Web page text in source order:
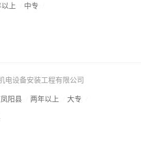
上 中专
电设备安装工程有限公司
阳县 两年以上 大专